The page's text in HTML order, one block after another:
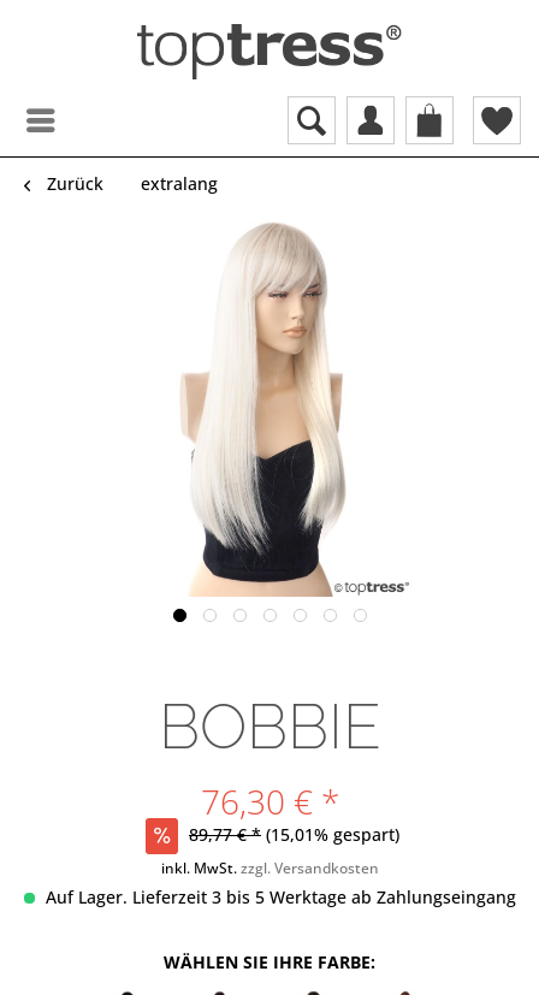
Zurück extralang
BOBBIE
76,30 € *
89,77 € * (15,01% gespart)
inkl. MwSt.zzgl. Versandkosten
Auf Lager. Lieferzeit 3 bis 5 Werktage ab Zahlungseingang
WÄHLEN SIE IHRE FARBE: